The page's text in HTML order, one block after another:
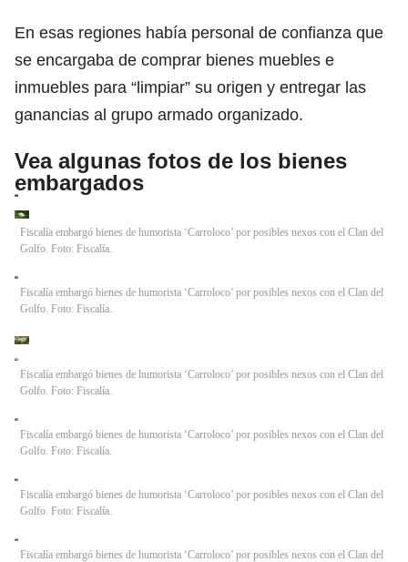
En esas regiones había personal de confianza que
se encargaba de comprar bienes muebles e
inmuebles para “limpiar” su origen y entregar las
ganancias al grupo armado organizado.
Vea algunas fotos de los bienes
embargados
Fiscalía embargó bienes de humorista ‘Carroloco’ por posibles nexos con el Clan del
Golfo. Foto: Fiscalía.
Fiscalía embargó bienes de humorista ‘Carroloco’ por posibles nexos con el Clan del
Golfo. Foto: Fiscalía.
Fiscalía embargó bienes de humorista ‘Carroloco’ por posibles nexos con el Clan del
Golfo. Foto: Fiscalía.
Fiscalía embargó bienes de humorista ‘Carroloco’ por posibles nexos con el Clan del
Golfo. Foto: Fiscalía.
Fiscalía embargó bienes de humorista ‘Carroloco’ por posibles nexos con el Clan del
Golfo. Foto: Fiscalía.
Fiscalía embargó bienes de humorista ‘Carroloco’ por posibles nexos con el Clan del